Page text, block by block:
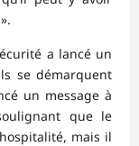
a lancé un
se démarquent
un message à
que le
mais il